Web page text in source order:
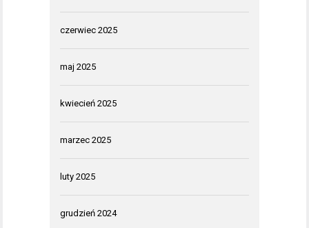
czerwiec 2025
maj 2025
kwiecień 2025
marzec 2025
luty 2025
grudzień 2024